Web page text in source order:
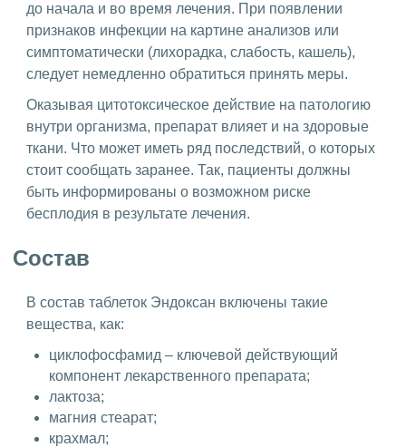
до начала и во время лечения. При появлении
признаков инфекции на картине анализов или
симптоматически (лихорадка, слабость, кашель),
следует немедленно обратиться принять меры.
Оказывая цитотоксическое действие на патологию
внутри организма, препарат влияет и на здоровые
ткани. Что может иметь ряд последствий, о которых
стоит сообщать заранее. Так, пациенты должны
быть информированы о возможном риске
бесплодия в результате лечения.
Состав
В состав таблеток Эндоксан включены такие
вещества, как:
циклофосфамид – ключевой действующий
компонент лекарственного препарата;
лактоза;
магния стеарат;
крахмал;